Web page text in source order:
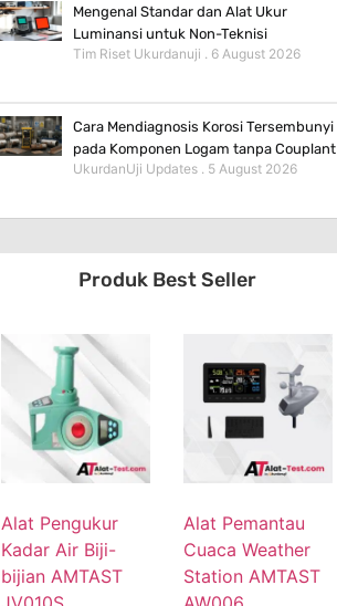
Mengenal Standar dan Alat Ukur
Luminansi untuk Non-Teknisi
Tim Riset Ukurdanuji
6 August 2026
Cara Mendiagnosis Korosi Tersembunyi
pada Komponen Logam tanpa Couplant
UkurdanUji Updates
5 August 2026
Produk Best Seller
Alat Pengukur
Kadar Air Biji-
bijian AMTAST
Alat Pemantau
Cuaca Weather
Station AMTAST